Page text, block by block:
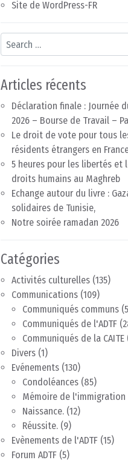
Site de WordPress-FR
Search
Articles récents
Déclaration finale : Journée
2026 – Bourse de Travail –
Le droit de vote pour tous
résidents étrangers en
5 heures pour les libertés et
droits humains au Maghreb
Echange autour du livre :
solidaires de Tunisie,
Notre soirée ramadan 2026
Catégories
Activités culturelles (135)
Communications (109)
Communiqués communs
Communiqués de l'ADTF
Communiqués de la CAITE
Divers (1)
Evénements (130)
Condoléances (85)
Mémoire de l'immigration
Naissance. (12)
Réussite. (9)
Evènements de l'ADTF (15)
Forum ADTF (5)